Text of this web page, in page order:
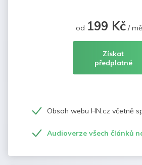
od 199 Kč/
Získat
předplatné
Obsah webu HN.cz včetně
Audioverze všech článků